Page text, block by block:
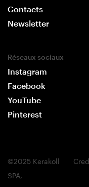
Contacts
Newsletter
Réseaux sociaux
Instagram
Facebook
YouTube
Pinterest
©2025 Kerakoll
SPA,